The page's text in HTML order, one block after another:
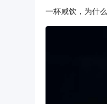
一杯咸饮，为什